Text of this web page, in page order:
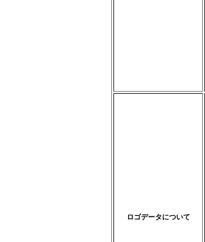
ロゴデータについて